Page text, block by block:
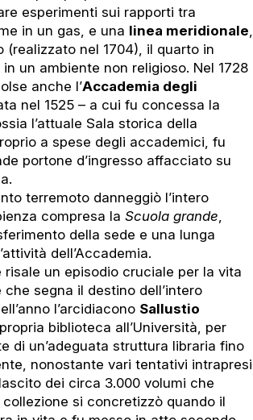
esperimenti sui rapporti tra
in un gas, e una linea meridionale,
(realizzato nel 1704), il quarto in
un ambiente non religioso. Nel 1728
anche l’Accademia degli
nel 1525 – a cui fu concessa la
l’attuale Sala storica della
a spese degli accademici, fu
portone d’ingresso affacciato su
terremoto danneggiò l’intero
compresa la Scuola grande,
della sede e una lunga
dell’Accademia.
risale un episodio cruciale per la vita
che segna il destino dell’intero
l’arcidiacono Sallustio
biblioteca all’Università, per
di un’adeguata struttura libraria fino
nonostante vari tentativi intrapresi
dei circa 3.000 volumi che
si concretizzò quando il